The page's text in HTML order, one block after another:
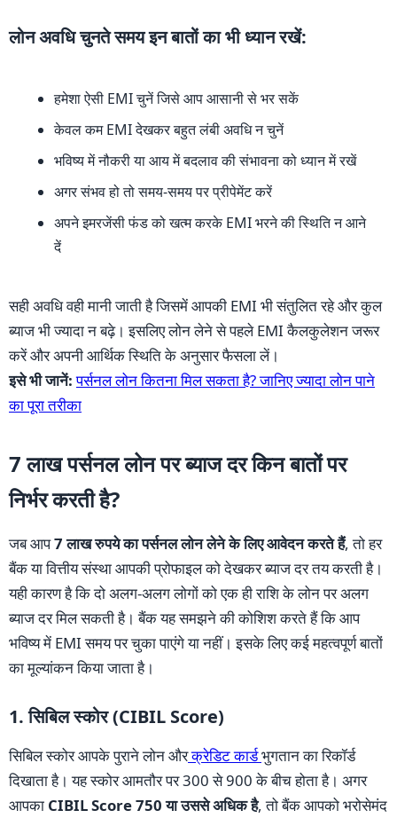
लोन अवधि चुनते समय इन बातों का भी ध्यान रखें:
हमेशा ऐसी EMI चुनें जिसे आप आसानी से भर सकें
केवल कम EMI देखकर बहुत लंबी अवधि न चुनें
भविष्य में नौकरी या आय में बदलाव की संभावना को ध्यान में रखें
अगर संभव हो तो समय-समय पर प्रीपेमेंट करें
अपने इमरजेंसी फंड को खत्म करके EMI भरने की स्थिति न आने
दें
सही अवधि वही मानी जाती है जिसमें आपकी EMI भी संतुलित रहे और कुल
ब्याज भी ज्यादा न बढ़े। इसलिए लोन लेने से पहले EMI कैलकुलेशन जरूर
करें और अपनी आर्थिक स्थिति के अनुसार फैसला लें।
इसे भी जानें: पर्सनल लोन कितना मिल सकता है? जानिए ज्यादा लोन पाने
का पूरा तरीका
7 लाख पर्सनल लोन पर ब्याज दर किन बातों पर
निर्भर करती है?
जब आप7 लाख रुपये का पर्सनल लोन लेने के लिए आवेदन करते हैं, तो हर
बैंक या वित्तीय संस्था आपकी प्रोफाइल को देखकर ब्याज दर तय करती है।
यही कारण है कि दो अलग-अलग लोगों को एक ही राशि के लोन पर अलग
ब्याज दर मिल सकती है। बैंक यह समझने की कोशिश करते हैं कि आप
भविष्य में EMI समय पर चुका पाएंगे या नहीं। इसके लिए कई महत्वपूर्ण बातों
का मूल्यांकन किया जाता है।
1. सिबिल स्कोर (CIBIL Score)
सिबिल स्कोर आपके पुराने लोन औरक्रेडिट कार्डभुगतान का रिकॉर्ड
दिखाता है। यह स्कोर आमतौर पर 300 से 900 के बीच होता है। अगर
आपका CIBIL Score 750 या उससे अधिक है, तो बैंक आपको भरोसेमंद